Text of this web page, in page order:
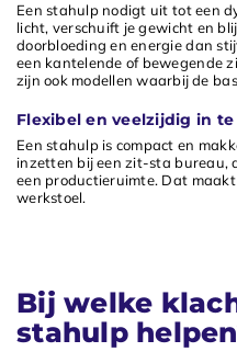
Een stahulp nodigt uit tot een
licht, verschuift je gewicht en
doorbloeding en energie dan
een kantelende of bewegende
zijn ook modellen waarbij de
Flexibel en veelzijdig in
Een stahulp is compact en
inzetten bij een zit-sta bureau,
een productieruimte. Dat
werkstoel.
Bij welke
stahulp